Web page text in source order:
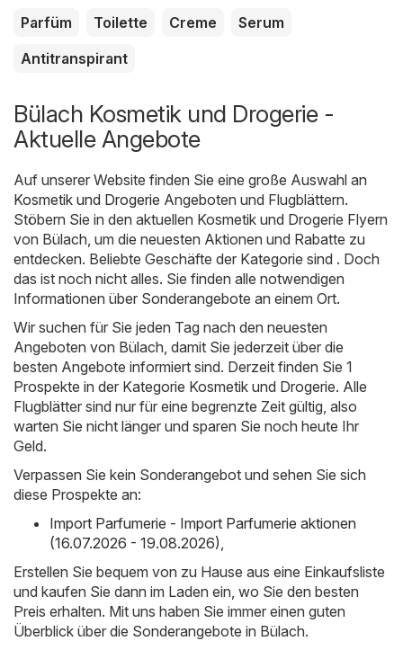
Parfüm Toilette Creme
Serum
Antitranspirant
Bülach Kosmetik und Drogerie -
Aktuelle Angebote
Auf unserer Website finden Sie eine große Auswahl an
Kosmetik und Drogerie Angeboten und Flugblättern.
Stöbern Sie in den aktuellen Kosmetik und Drogerie Flyern
von Bülach, um die neuesten Aktionen und Rabatte zu
entdecken. Beliebte Geschäfte der Kategorie sind . Doch
das ist noch nicht alles. Sie finden alle notwendigen
Informationen über Sonderangebote an einem Ort.
Wir suchen für Sie jeden Tag nach den neuesten
Angeboten von Bülach, damit Sie jederzeit über die
besten Angebote informiert sind. Derzeit finden Sie 1
Prospekte in der Kategorie Kosmetik und Drogerie. Alle
Flugblätter sind nur für eine begrenzte Zeit gültig, also
warten Sie nicht länger und sparen Sie noch heute Ihr
Geld.
Verpassen Sie kein Sonderangebot und sehen Sie sich
diese Prospekte an:
Import Parfumerie - Import Parfumerie aktionen
(16.07.2026 - 19.08.2026),
Erstellen Sie bequem von zu Hause aus eine Einkaufsliste
und kaufen Sie dann im Laden ein, wo Sie den besten
Preis erhalten. Mit uns haben Sie immer einen guten
Überblick über die Sonderangebote in Bülach.